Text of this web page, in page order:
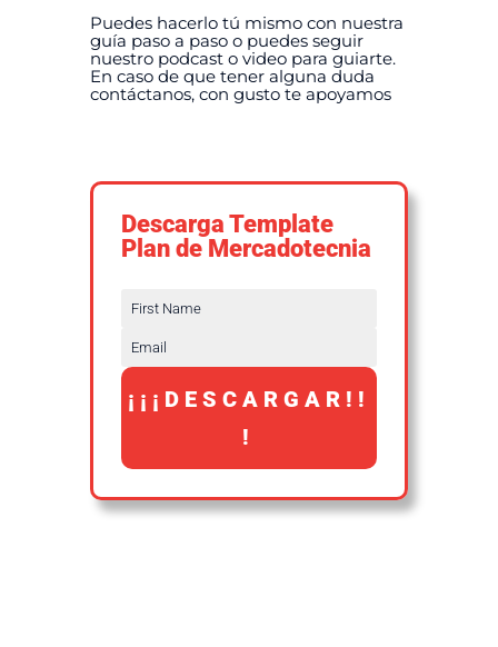
Puedes hacerlo tú mismo con nuestra
guía paso a paso o puedes seguir
nuestro podcast o video para guiarte.
En caso de que tener alguna duda
contáctanos, con gusto te apoyamos
Descarga Template
Plan de Mercadotecnia
¡¡¡DESCARGAR!!
!